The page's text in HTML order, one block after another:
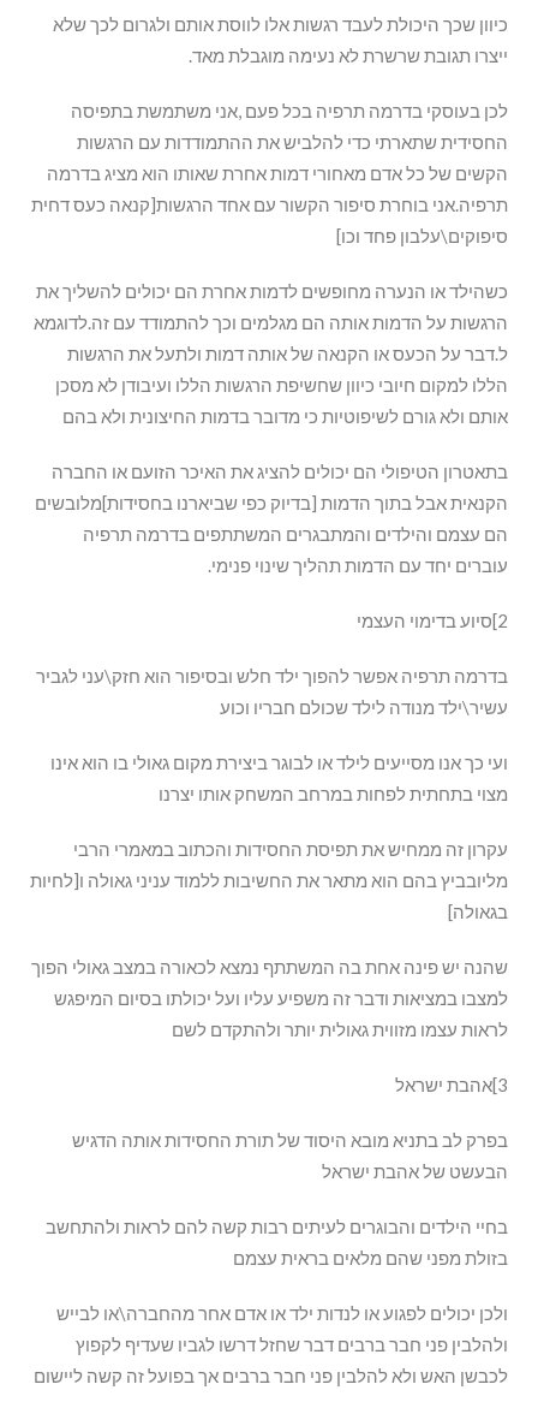
כיוון שכך היכולת לעבד רגשות אלו לווסת אותם ולגרום לכך שלא
ייצרו תגובת שרשרת לא נעימה מוגבלת מאד.
לכן בעוסקי בדרמה תרפיה בכל פעם ,אני משתמשת בתפיסה
החסידית שתארתי כדי להלביש את ההתמודדות עם הרגשות
הקשים של כל אדם מאחורי דמות אחרת שאותו הוא מציג בדרמה
תרפיה.אני בוחרת סיפור הקשור עם אחד הרגשות[קנאה כעס דחית
סיפוקים\עלבון פחד וכו]
כשהילד או הנערה מחופשים לדמות אחרת הם יכולים להשליך את
הרגשות על הדמות אותה הם מגלמים וכך להתמודד עם זה.לדוגמא
ל.דבר על הכעס או הקנאה של אותה דמות ולתעל את הרגשות
הללו למקום חיובי כיוון שחשיפת הרגשות הללו ועיבודן לא מסכן
אותם ולא גורם לשיפוטיות כי מדובר בדמות החיצונית ולא בהם
בתאטרון הטיפולי הם יכולים להציג את האיכר הזועם או החברה
הקנאית אבל בתוך הדמות [בדיוק כפי שביארנו בחסידות]מלובשים
הם עצמם והילדים והמתבגרים המשתתפים בדרמה תרפיה
עוברים יחד עם הדמות תהליך שינוי פנימי.
2]סיוע בדימוי העצמי
בדרמה תרפיה אפשר להפוך ילד חלש ובסיפור הוא חזק\עני לגביר
עשיר\ילד מנודה לילד שכולם חבריו וכוע
ועי כך אנו מסייעים לילד או לבוגר ביצירת מקום גאולי בו הוא אינו
מצוי בתחתית לפחות במרחב המשחק אותו יצרנו
עקרון זה ממחיש את תפיסת החסידות והכתוב במאמרי הרבי
מליובביץ בהם הוא מתאר את החשיבות ללמוד עניני גאולה ו[לחיות
בגאולה]
שהנה יש פינה אחת בה המשתתף נמצא לכאורה במצב גאולי הפוך
למצבו במציאות ודבר זה משפיע עליו ועל יכולתו בסיום המיפגש
לראות עצמו מזווית גאולית יותר ולהתקדם לשם
3]אהבת ישראל
בפרק לב בתניא מובא היסוד של תורת החסידות אותה הדגיש
הבעשט של אהבת ישראל
בחיי הילדים והבוגרים לעיתים רבות קשה להם לראות ולהתחשב
בזולת מפני שהם מלאים בראית עצמם
ולכן יכולים לפגוע או לנדות ילד או אדם אחר מהחברה\או לבייש
ולהלבין פני חבר ברבים דבר שחזל דרשו לגביו שעדיף לקפוץ
לכבשן האש ולא להלבין פני חבר ברבים אך בפועל זה קשה ליישום